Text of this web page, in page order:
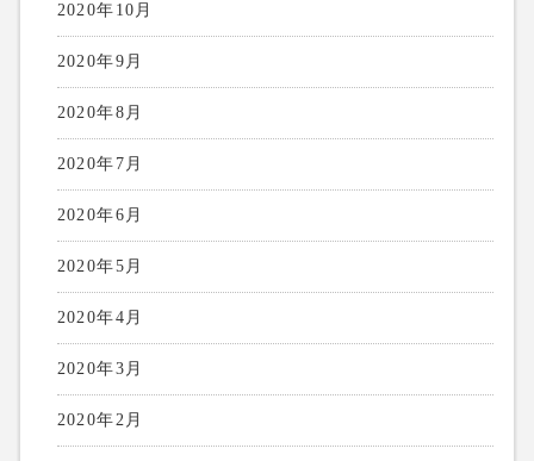
2020年10月
2020年9月
2020年8月
2020年7月
2020年6月
2020年5月
2020年4月
2020年3月
2020年2月